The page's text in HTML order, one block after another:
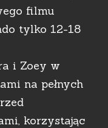
filmu
tylko 12-18
i Zoey w
na pełnych
korzystając